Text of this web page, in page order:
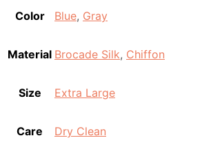
Color Blue, Gray
Material Brocade Silk, Chiffon
Size Extra Large
Care Dry Clean